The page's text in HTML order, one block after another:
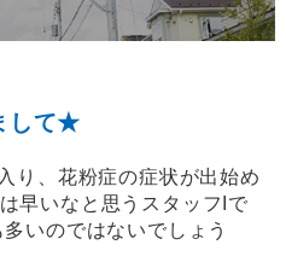
して★
り、花粉症の症状が出始め
早いなと思うスタッフIで
いのではないでしょう